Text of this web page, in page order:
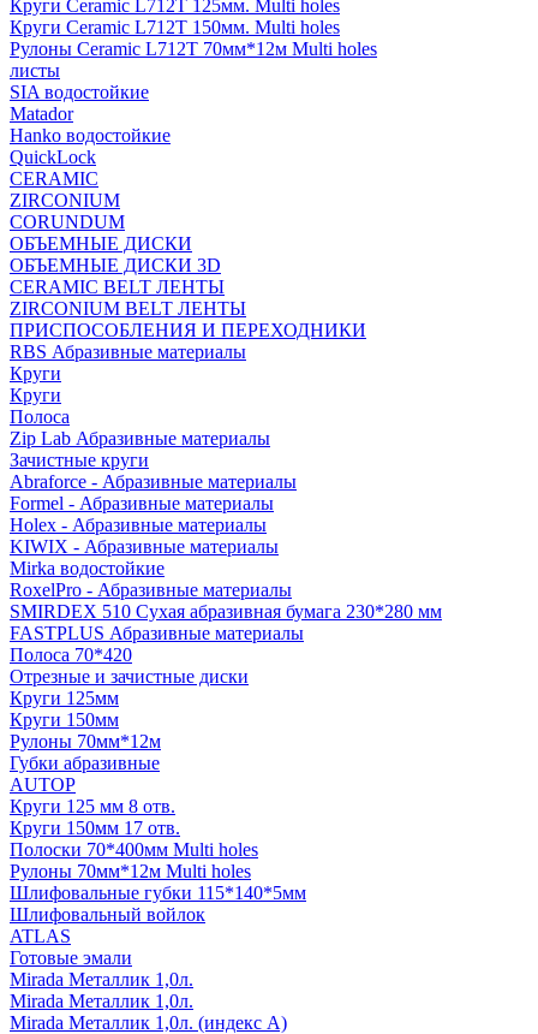
Круги Ceramic L712T 125мм. Multi holes
Круги Ceramic L712T 150мм. Multi holes
Рулоны Ceramic L712T 70мм*12м Multi holes
листы
SIA водостойкие
Matador
Hanko водостойкие
QuickLock
CERAMIC
ZIRCONIUM
СORUNDUM
ОБЪЕМНЫЕ ДИСКИ
ОБЪЕМНЫЕ ДИСКИ 3D
CERAMIC BELT ЛЕНТЫ
ZIRCONIUM BELT ЛЕНТЫ
ПРИСПОСОБЛЕНИЯ И ПЕРЕХОДНИКИ
RBS Абразивные материалы
Круги
Круги
Полоса
Zip Lab Абразивные материалы
Зачистные круги
Abraforce - Абразивные материалы
Formel - Абразивные материалы
Holex - Абразивные материалы
KIWIX - Абразивные материалы
Mirka водостойкие
RoxelPro - Абразивные материалы
SMIRDEX 510 Сухая абразивная бумага 230*280 мм
FASTPLUS Абразивные материалы
Полоса 70*420
Отрезные и зачистные диски
Круги 125мм
Круги 150мм
Рулоны 70мм*12м
Губки абразивные
AUTOP
Круги 125 мм 8 отв.
Круги 150мм 17 отв.
Полоски 70*400мм Multi holes
Рулоны 70мм*12м Multi holes
Шлифовальные губки 115*140*5мм
Шлифовальный войлок
ATLAS
Готовые эмали
Mirada Металлик 1,0л.
Mirada Металлик 1,0л.
Mirada Металлик 1,0л. (индекс А)